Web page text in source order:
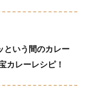
という間のカレー
カレーレシピ！